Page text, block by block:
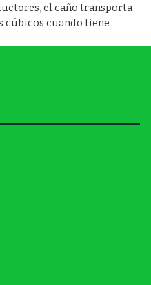
el caño transporta
cúbicos cuando tiene